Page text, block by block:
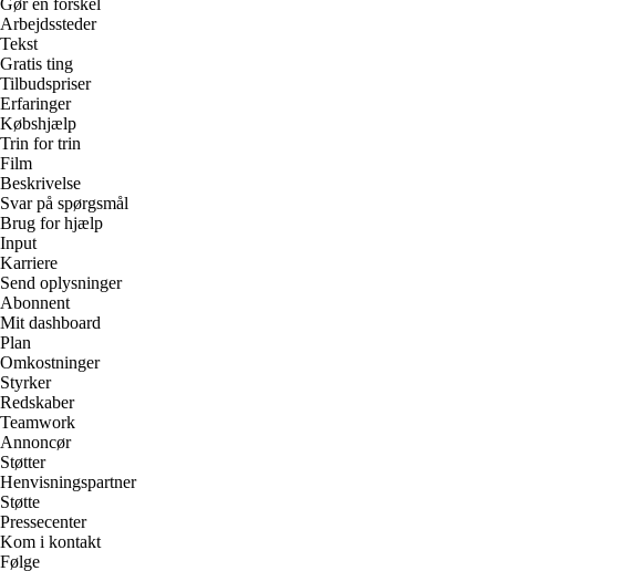
Gør en forskel
Arbejdssteder
Tekst
Gratis ting
Tilbudspriser
Erfaringer
Købshjælp
Trin for trin
Film
Beskrivelse
Svar på spørgsmål
Brug for hjælp
Input
Karriere
Send oplysninger
Abonnent
Mit dashboard
Plan
Omkostninger
Styrker
Redskaber
Teamwork
Annoncør
Støtter
Henvisningspartner
Støtte
Pressecenter
Kom i kontakt
Følge